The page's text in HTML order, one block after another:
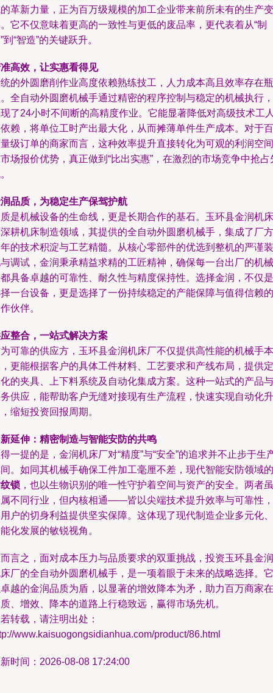
革新力量，正为百万级规模的加工企业带来前所未有的生产变
它不仅意味着更高的一致性与更低的废品率，更代表着从“制
到“智造”的关键跃升。
高效，让实惠看得见
的外圆磨削作业高度依赖熟练技工，人力成本高且效率存在瓶
全自动外圆磨机械手通过精密的程序控制与稳定的机械执行，
了24小时不间断的高精度作业。它能显著降低对高级技术工
赖，将单位工时产出最大化，从而摊薄单件生产成本。对于百
级订单的商家而言，这种效率提升直接转化为可观的利润空间
场报价优势，真正做到“比出实惠”，在激烈的市场竞争中抢占
品质，为稳定生产保驾护航
是机械设备的生命线，更是长期合作的基石。玉环县金润机床
耕机床制造领域，其提供的全自动外圆磨机械手，集成了厂方
的技术积淀与工艺精髓。从核心零部件的优选到整机的严谨装
调试，金润秉承精益求精的工匠精神，确保每一台出厂的机械
具备卓越的可靠性、耐久性与精度保持性。选择金润，不仅是
一台设备，更是选择了一份持续稳定的产能保障与值得信赖的
伙伴。
整合，一站式解决方案
可靠的供应方，玉环县金润机床厂不仅提供高性能的机械手本
更能根据客户的具体工件材料、工艺要求和产线布局，提供定
的夹具、上下料系统及自动化集成方案。这种一站式的产品与
供应，能帮助客户无缝对接现有生产流程，快速实现自动化升
缩短投资回报周期。
延伸：精密制造与智能安防的共鸣
一提的是，金润机床厂对“精度”与“安全”的追求并不止步于生
。如同其机械手确保工件加工毫厘不差，现代智能安防领域的
锁 ，也以生物识别的唯一性守护着空间与资产的安全。两者虽
不同行业，但内核相通——皆以尖端技术提升效率与可靠性，
户的切身利益提供坚实保障。这体现了现代制造企业多元化、
化发展的敏锐视角。
言之，面对成本压力与品质要求的双重挑战，投资玉环县金润
厂的全自动外圆磨机械手，是一项着眼于未来的战略选择。它
越的金润品质为盾，以显著的增效降本为矛，助力百万商家在
、增效、降本的道路上行稳致远，赢得市场先机。
转载，请注明出处：
www.kaisuogongsidianhua.com/product/86.html
时间：2026-08-08 17:24:00